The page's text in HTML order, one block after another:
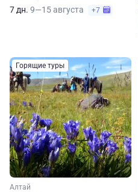
7 дн. 9—15 августа +7
Горящие туры
Алтай